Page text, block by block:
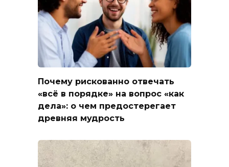
Почему рискованно отвечать
«всё в порядке» на вопрос «как
дела»: о чем предостерегает
древняя мудрость